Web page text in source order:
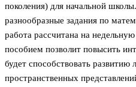
поколения) для начальной
разнообразные задания по
работа рассчитана на
пособием позволит повысить
будет способствовать развитию
пространственных